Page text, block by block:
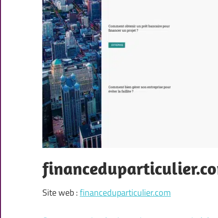
Site web :financeduparticulier.com